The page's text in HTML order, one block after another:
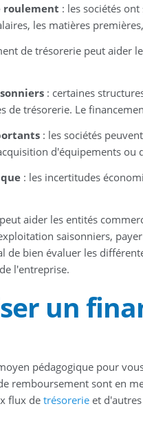
roulement : les sociétés
les matières
de trésorerie peut aider
: certaines
de trésorerie. Le
: les sociétés
d'équipements ou
: les incertitudes
aider les entités
saisonniers,
bien évaluer les
l'entreprise.
un
pédagogique pour
remboursement sont en
flux de trésorerie et